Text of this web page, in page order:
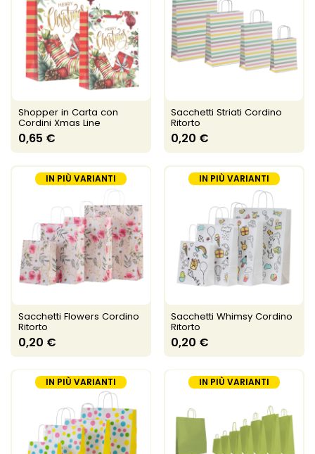
Shopper in Carta con
Cordini Xmas Line
0,65 €
Sacchetti Striati Cordino
Ritorto
0,20 €
IN PIÙ VARIANTI
Sacchetti Flowers Cordino
Ritorto
0,20 €
IN PIÙ VARIANTI
Sacchetti Whimsy Cordino
Ritorto
0,20 €
IN PIÙ VARIANTI IN PIÙ VARIANTI